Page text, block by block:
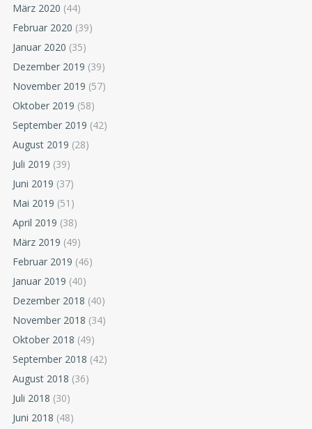
März 2020 (44)
Februar 2020 (39)
Januar 2020 (35)
Dezember 2019 (39)
November 2019 (57)
Oktober 2019 (58)
September 2019 (42)
August 2019 (28)
Juli 2019 (39)
Juni 2019 (37)
Mai 2019 (51)
April 2019 (38)
März 2019 (49)
Februar 2019 (46)
Januar 2019 (40)
Dezember 2018 (40)
November 2018 (34)
Oktober 2018 (49)
September 2018 (42)
August 2018 (36)
Juli 2018 (30)
Juni 2018 (48)